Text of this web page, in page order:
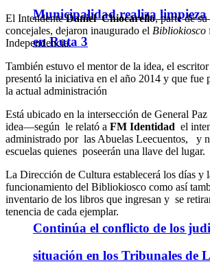
Municipalidad realiza limpieza
en Ruta 3
Continúa el conflicto de los
situación en los Tribunales de
El IntendenteDaniel Chiocarello, parte de
concejales, dejaron inaugurado el Bibliokiosco
Independencia.
También estuvo el mentor de la idea, el escritor
presentó la iniciativa en el año 2014 y que fue
la actual administración
Está ubicado en la intersección de General
idea—según le relató a FM Identidad el
administrado por las Abuelas Leecuentos, y
escuelas quienes poseerán una llave del lugar.
La Dirección de Cultura establecerá los días y
funcionamiento del Bibliokiosco como así
inventario de los libros que ingresan y se
tenencia de cada ejemplar.